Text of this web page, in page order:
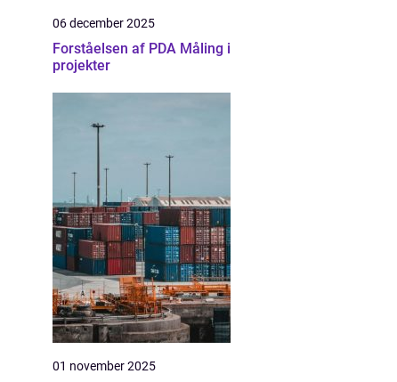
06 december 2025
Forståelsen af PDA Måling i
projekter
01 november 2025